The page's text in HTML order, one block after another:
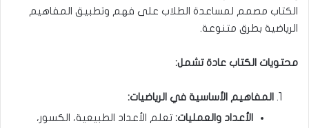
الكتاب مصمم لمساعدة الطلاب على فهم وتطبيق المفاهيم
الرياضية بطرق متنوعة.
محتويات الكتاب عادة تشمل:
المفاهيم الأساسية في الرياضيات:
الأعداد والعمليات: تعلم الأعداد الطبيعية، الكسور،